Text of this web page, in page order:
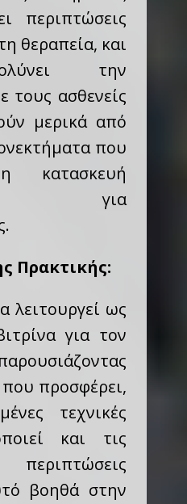
περιπτώσεις
θεραπεία, και
την
τους ασθενείς
μερικά από
που
κατασκευή
για
Πρακτικής:
λειτουργεί ως
για τον
προσφέρει,
τεχνικές
και τις
περιπτώσεις
βοηθά στην